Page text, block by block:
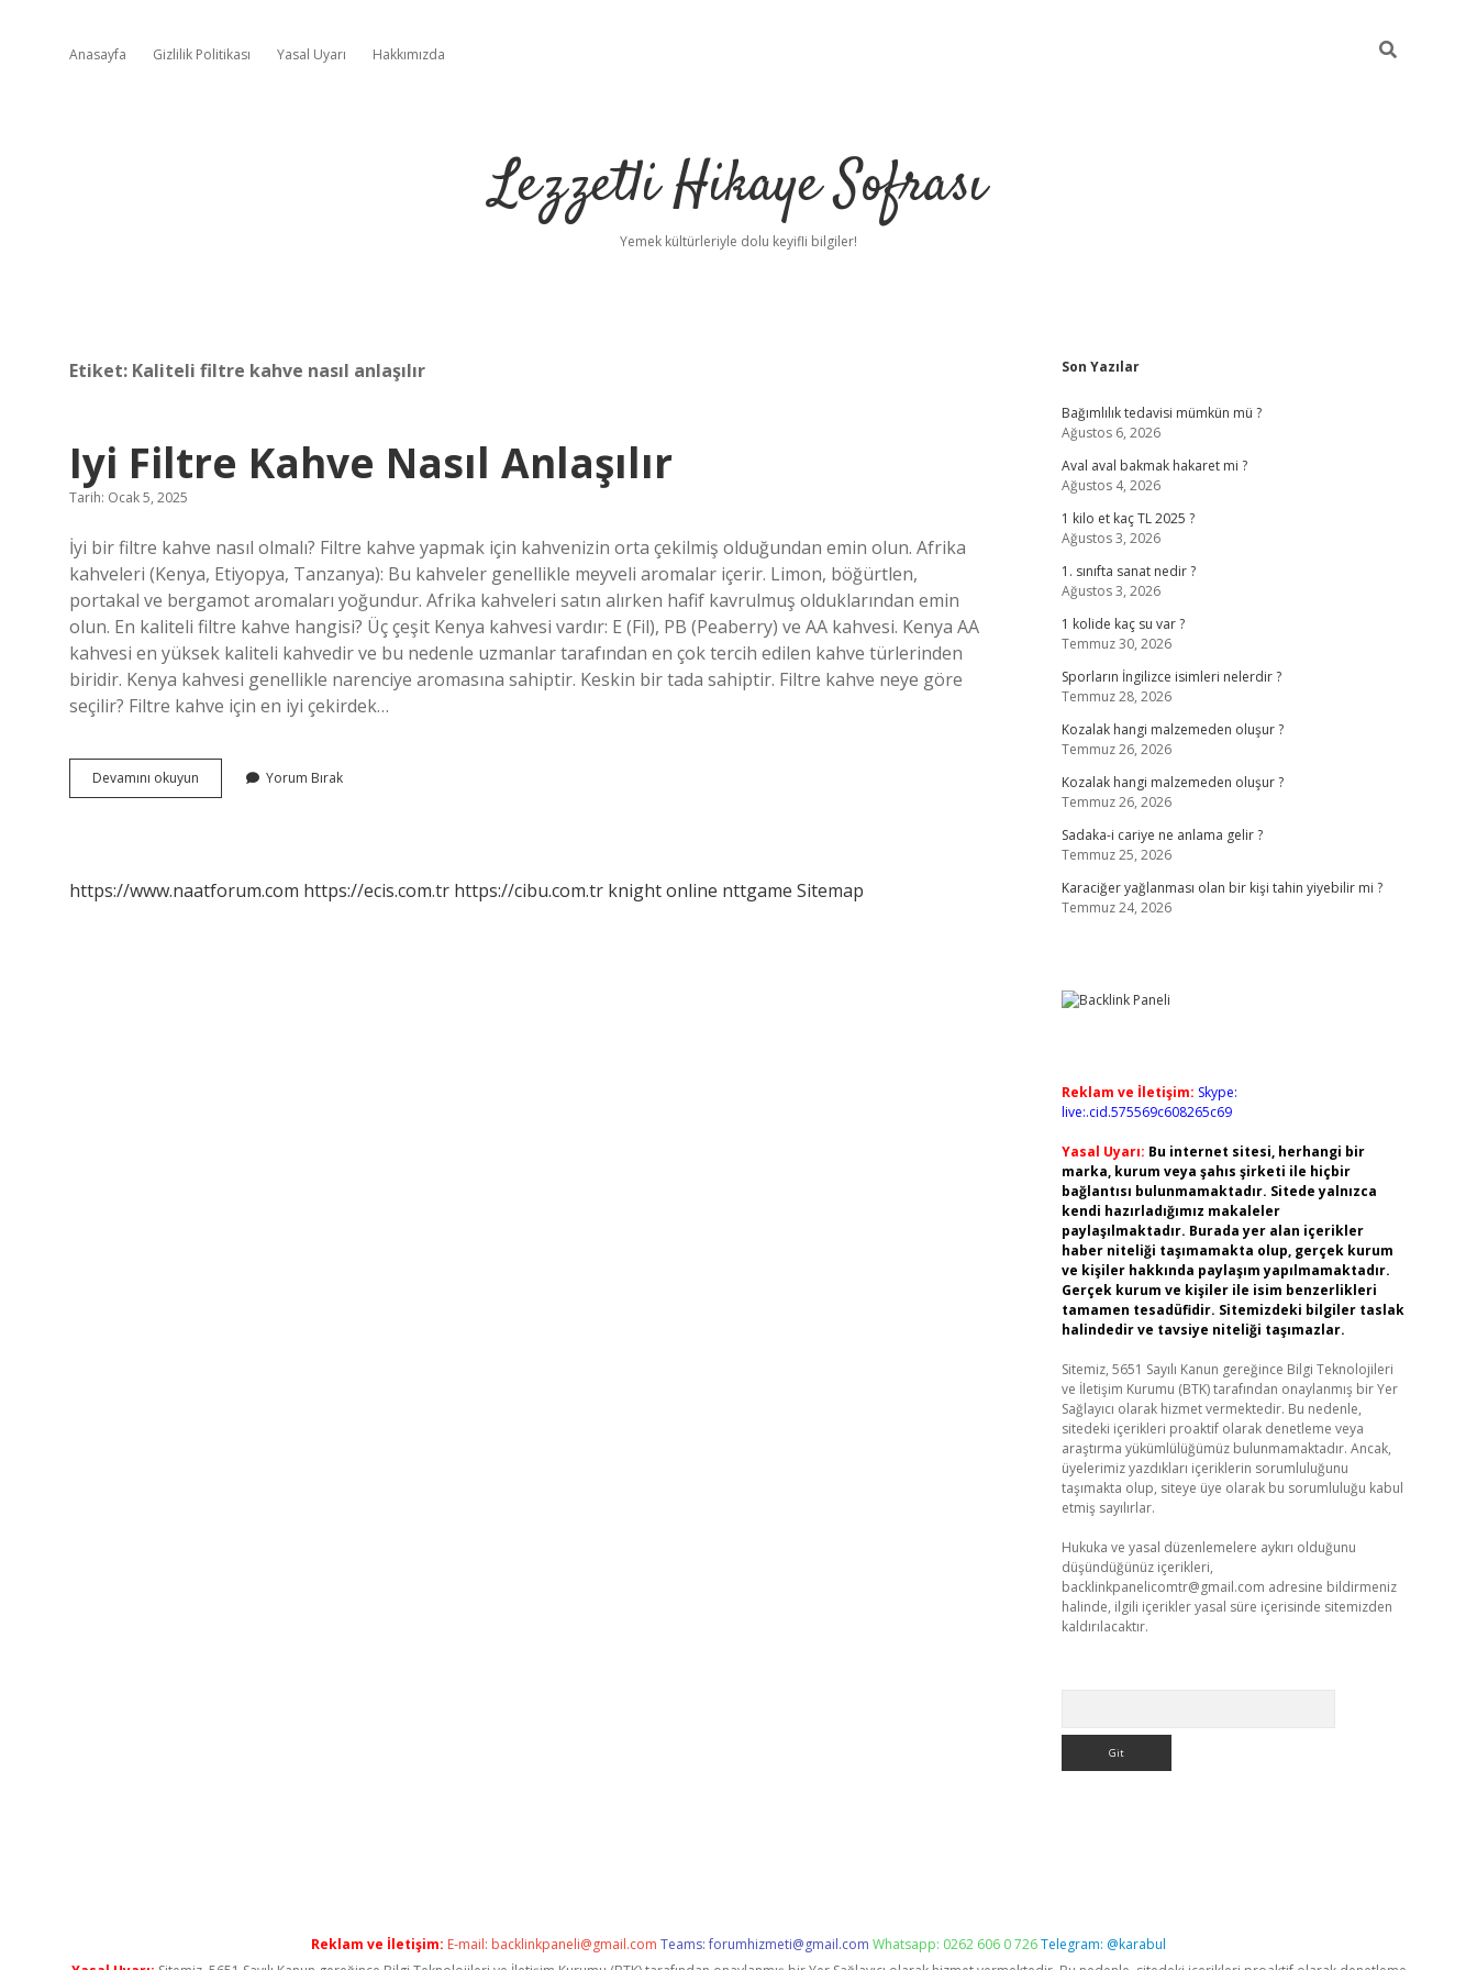
Anasayfa Gizlilik Politikası Yasal Uyarı Hakkımızda
Lezzetli Hikaye Sofrası
Yemek kültürleriyle dolu keyifli bilgiler!
Etiket: Kaliteli filtre kahve nasıl anlaşılır
Iyi Filtre Kahve Nasıl Anlaşılır
Tarih: Ocak 5, 2025
İyi bir filtre kahve nasıl olmalı? Filtre kahve yapmak için kahvenizin orta çekilmiş olduğundan emin olun. Afrika
kahveleri (Kenya, Etiyopya, Tanzanya): Bu kahveler genellikle meyveli aromalar içerir. Limon, böğürtlen,
portakal ve bergamot aromaları yoğundur. Afrika kahveleri satın alırken hafif kavrulmuş olduklarından emin
olun. En kaliteli filtre kahve hangisi? Üç çeşit Kenya kahvesi vardır: E (Fil), PB (Peaberry) ve AA kahvesi. Kenya AA
kahvesi en yüksek kaliteli kahvedir ve bu nedenle uzmanlar tarafından en çok tercih edilen kahve türlerinden
biridir. Kenya kahvesi genellikle narenciye aromasına sahiptir. Keskin bir tada sahiptir. Filtre kahve neye göre
seçilir? Filtre kahve için en iyi çekirdek…
Devamını okuyun
Filtre
Yorum Bırak
https://www.naatforum.com https://ecis.com.tr https://cibu.com.tr knight online nttgame Sitemap
Sidebar
Son Yazılar
Bağımlılık tedavisi mümkün mü ?
Ağustos 6, 2026
Aval aval bakmak hakaret mi ?
Ağustos 4, 2026
1 kilo et kaç TL 2025 ?
Ağustos 3, 2026
1. sınıfta sanat nedir ?
Ağustos 3, 2026
1 kolide kaç su var ?
Temmuz 30, 2026
Sporların İngilizce isimleri nelerdir ?
Temmuz 28, 2026
Kozalak hangi malzemeden oluşur ?
Temmuz 26, 2026
Kozalak hangi malzemeden oluşur ?
Temmuz 26, 2026
Sadaka-i cariye ne anlama gelir ?
Temmuz 25, 2026
Karaciğer yağlanması olan bir kişi tahin yiyebilir mi ?
Temmuz 24, 2026
Reklam ve İletişim: Skype:
live:.cid.575569c608265c69
Yasal Uyarı: Bu internet sitesi, herhangi bir
marka, kurum veya şahıs şirketi ile hiçbir
bağlantısı bulunmamaktadır. Sitede yalnızca
kendi hazırladığımız makaleler
paylaşılmaktadır. Burada yer alan içerikler
haber niteliği taşımamakta olup, gerçek kurum
ve kişiler hakkında paylaşım yapılmamaktadır.
Gerçek kurum ve kişiler ile isim benzerlikleri
tamamen tesadüfidir. Sitemizdeki bilgiler taslak
halindedir ve tavsiye niteliği taşımazlar.
Sitemiz, 5651 Sayılı Kanun gereğince Bilgi Teknolojileri
ve İletişim Kurumu (BTK) tarafından onaylanmış bir Yer
Sağlayıcı olarak hizmet vermektedir. Bu nedenle,
sitedeki içerikleri proaktif olarak denetleme veya
araştırma yükümlülüğümüz bulunmamaktadır. Ancak,
üyelerimiz yazdıkları içeriklerin sorumluluğunu
taşımakta olup, siteye üye olarak bu sorumluluğu kabul
etmiş sayılırlar.
Hukuka ve yasal düzenlemelere aykırı olduğunu
düşündüğünüz içerikleri,
backlinkpanelicomtr@gmail.com adresine bildirmeniz
halinde, ilgili içerikler yasal süre içerisinde sitemizden
kaldırılacaktır.
Reklam ve İletişim: E-mail: backlinkpaneli@gmail.com Teams:forumhizmeti@gmail.com Whatsapp: 0262 606 0 726Telegram: @karabul